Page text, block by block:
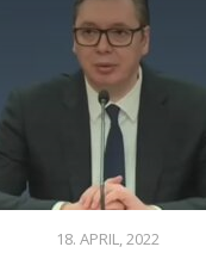
18. APRIL, 2022